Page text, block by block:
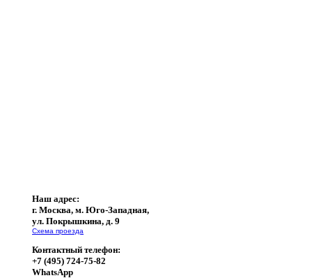
Наш адрес:
г. Москва, м. Юго-Западная,
ул. Покрышкина, д. 9
Схема проезда
Контактный телефон:
+7 (495) 724-75-82
WhatsApp